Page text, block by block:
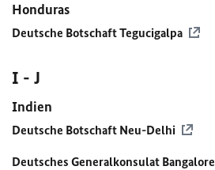
Honduras
Deutsche Botschaft Tegucigalpa
I - J
Indien
Deutsche Botschaft Neu-Delhi
Deutsches Generalkonsulat Bangalore